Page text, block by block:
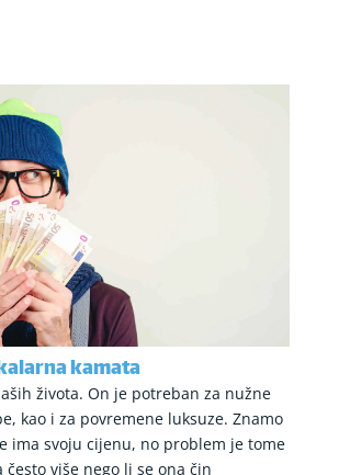
kamata
života. On je potreban za nužne
kao i za povremene luksuze. Znamo
ima svoju cijenu, no problem je tome
često više nego li se ona čin